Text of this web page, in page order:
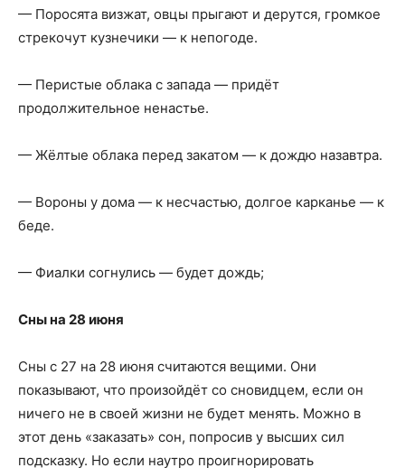
— Поросята визжат, овцы прыгают и дерутся, громкое
стрекочут кузнечики — к непогоде.
— Перистые облака с запада — придёт
продолжительное ненастье.
— Жёлтые облака перед закатом — к дождю назавтра.
— Вороны у дома — к несчастью, долгое карканье — к
беде.
— Фиалки согнулись — будет дождь;
Сны на 28 июня
Сны с 27 на 28 июня считаются вещими. Они
показывают, что произойдёт со сновидцем, если он
ничего не в своей жизни не будет менять. Можно в
этот день «заказать» сон, попросив у высших сил
подсказку. Но если наутро проигнорировать